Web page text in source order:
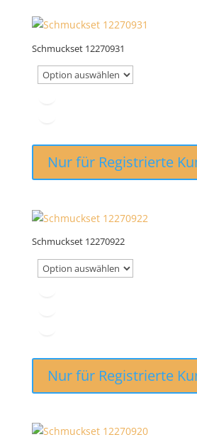
Schmuckset 12270931
Nur für Registrierte
Schmuckset 12270922
Nur für Registrierte